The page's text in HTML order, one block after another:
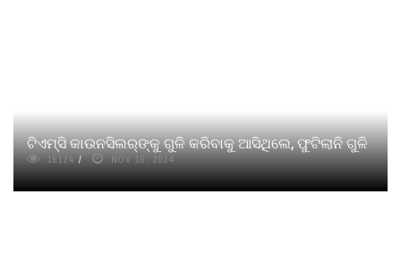
ଟିଏମ୍‌ସି କାଉନସିଲର୍‌ଙ୍କୁ ଗୁଳି କରିବାକୁ ଆସିଥିଲେ, ଫୁଟିଲାନି ଗୁଳି
15124 NOV 16, 2024